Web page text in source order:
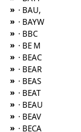
» · BAU,
» · BAYW
» · BBC
» · BE M
» · BEAC
» · BEAR
» · BEAS
» · BEAT
» · BEAU
» · BEAV
» · BECA